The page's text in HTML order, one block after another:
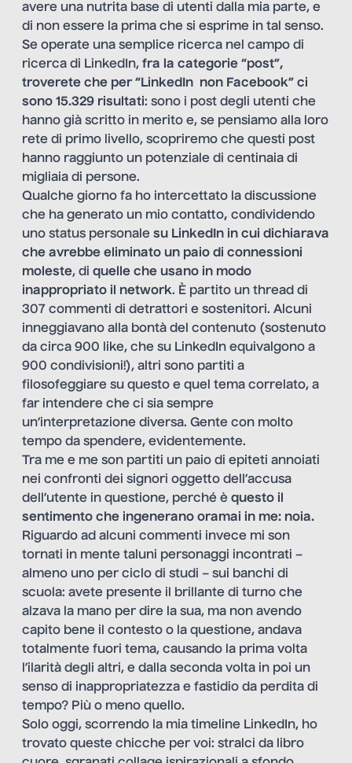
avere una nutrita base di utenti dalla mia parte, e
di non essere la prima che si esprime in tal senso.
Se operate una semplice ricerca nel campo di
ricerca di LinkedIn, fra la categorie “post”,
troverete che per “LinkedIn non Facebook” ci
sono 15.329 risultati: sono i post degli utenti che
hanno già scritto in merito e, se pensiamo alla loro
rete di primo livello, scopriremo che questi post
hanno raggiunto un potenziale di centinaia di
migliaia di persone.
Qualche giorno fa ho intercettato la discussione
che ha generato un mio contatto, condividendo
uno status personale su LinkedIn in cui dichiarava
che avrebbe eliminato un paio di connessioni
moleste, di quelle che usano in modo
inappropriato il network. È partito un thread di
307 commenti di detrattori e sostenitori. Alcuni
inneggiavano alla bontà del contenuto (sostenuto
da circa 900 like, che su LinkedIn equivalgono a
900 condivisioni!), altri sono partiti a
filosofeggiare su questo e quel tema correlato, a
far intendere che ci sia sempre
un’interpretazione diversa. Gente con molto
tempo da spendere, evidentemente.
Tra me e me son partiti un paio di epiteti annoiati
nei confronti dei signori oggetto dell’accusa
dell’utente in questione, perché è questo il
sentimento che ingenerano oramai in me: noia.
Riguardo ad alcuni commenti invece mi son
tornati in mente taluni personaggi incontrati –
almeno uno per ciclo di studi – sui banchi di
scuola: avete presente il brillante di turno che
alzava la mano per dire la sua, ma non avendo
capito bene il contesto o la questione, andava
totalmente fuori tema, causando la prima volta
l’ilarità degli altri, e dalla seconda volta in poi un
senso di inappropriatezza e fastidio da perdita di
tempo? Più o meno quello.
Solo oggi, scorrendo la mia timeline LinkedIn, ho
trovato queste chicche per voi: stralci da libro